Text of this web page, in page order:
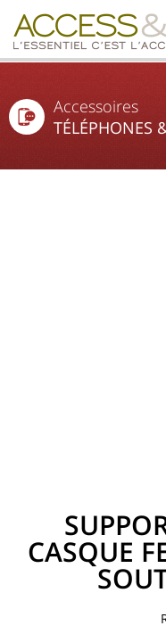
Accessoires
TÉLÉPHONES
CASQUE